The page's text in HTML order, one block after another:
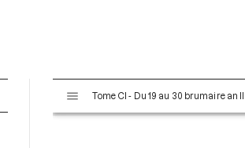
s
Tome CI - Du 19 au 30 brumaire an